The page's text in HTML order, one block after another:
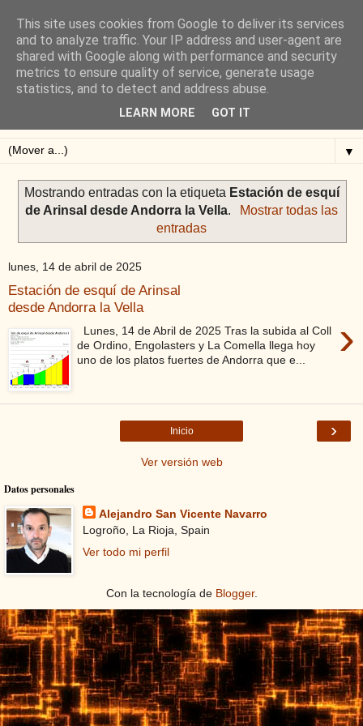
Blog de Alejandro San
Vicente
Blog sobre ciclismo: perfiles y altimetrías.
▼
Mostrando entradas con la etiqueta Estación de esquí
de Arinsal desde Andorra la Vella.
Mostrar todas las
entradas
lunes, 14 de abril de 2025
Estación de esquí de Arinsal
desde Andorra la Vella
›
Lunes, 14 de Abril de 2025 Tras la subida al Coll
de Ordino, Engolasters y La Comella llega hoy
uno de los platos fuertes de Andorra que e...
›
Inicio
Ver versión web
Datos personales
Alejandro San Vicente Navarro
Logroño, La Rioja, Spain
Ver todo mi perfil
Con la tecnología de Blogger.
This site uses cookies from Google to deliver its services
and to analyze traffic. Your IP address and user-agent are
shared with Google along with performance and security
metrics to ensure quality of service, generate usage
statistics, and to detect and address abuse.
LEARN MORE GOT IT